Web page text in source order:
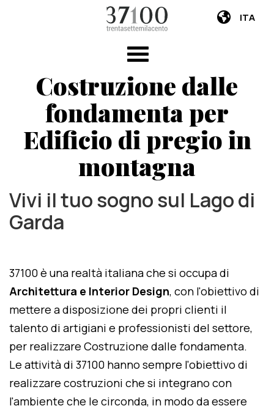
ITA
Costruzione dalle
fondamenta per
Edificio di pregio in
montagna
Vivi il tuo sogno sul Lago di
Garda
37100 è una realtà italiana che si occupa di
Architettura e Interior Design, con l'obiettivo di
mettere a disposizione dei propri clienti il
talento di artigiani e professionisti del settore,
per realizzare Costruzione dalle fondamenta.
Le attività di 37100 hanno sempre l'obiettivo di
realizzare costruzioni che si integrano con
l'ambiente che le circonda, in modo da essere